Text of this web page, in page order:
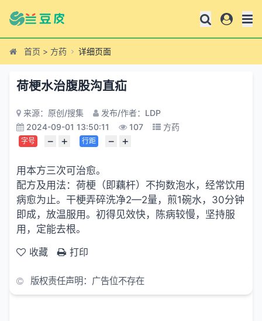
首页 > 方药 详细页面
荷梗水治腹股沟直疝
来源：原创/搜集
发布/作者：LDP
2024-09-01 13:50:11
107 方药
字号 − + 行距 − +
用本方三次可治愈。
配方及用法：荷梗（即藕杆）不拘数泡水，经常饮用
病愈为止。干梗弄碎洗净2—2量，煎1碗水，30分钟
即成，放温服用。初得见效快，陈病较慢，坚持服
用，定能去根。
收藏
打印
版权责任声明：广告位不存在